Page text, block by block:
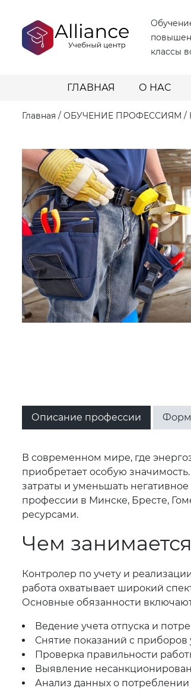
классы
ГЛАВНАЯ О НАС
Главная / ОБУЧЕНИЕ ПРОФЕССИЯМ /
Описание профессии
В современном мире, где
приобретает особую
затраты и уменьшать
профессии в Минске, Бресте,
ресурсами.
Чем
Контролер по учету и
работа охватывает широкий
Основные обязанности
Ведение учета отпуска и
Снятие показаний с приборов
Проверка правильности
Выявление
Анализ данных о потреблении